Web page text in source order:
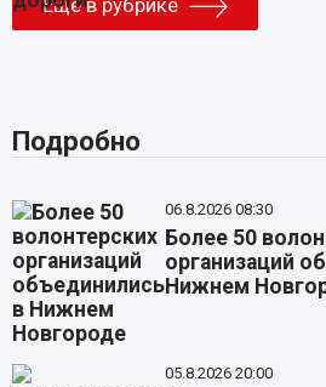
Еще в рубрике
Подробно
06.8.2026 08:30
Более 50
организаций
Нижнем
05.8.2026 20:00